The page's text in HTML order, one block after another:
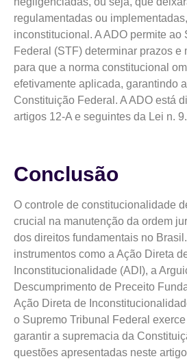
regulamentadas ou
inconstitucional. A ADO permite ao
Federal (STF) determinar prazos e
para que a norma constitucional
efetivamente aplicada, garantindo
Constituição Federal. A ADO está
artigos 12-A e seguintes da Lei n.
Conclusão
O controle de constitucionalidade
crucial na manutenção da ordem
dos direitos fundamentais no
instrumentos como a Ação Direta
Inconstitucionalidade (ADI), a
Descumprimento de Preceito
Ação Direta de
o Supremo Tribunal Federal
garantir a supremacia da
questões apresentadas neste